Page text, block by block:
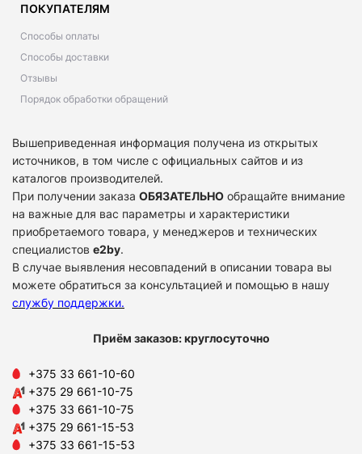
ПОКУПАТЕЛЯМ
Способы оплаты
Способы доставки
Отзывы
Порядок обработки обращений
Вышеприведенная информация получена из открытых
источников, в том числе с официальных сайтов и из
каталогов производителей.
При получении заказа ОБЯЗАТЕЛЬНО обращайте внимание
на важные для вас параметры и характеристики
приобретаемого товара, у менеджеров и технических
специалистов e2by.
В случае выявления несовпадений в описании товара вы
можете обратиться за консультацией и помощью в нашу
службу поддержки.
Приём заказов: круглосуточно
+375 33 661-10-60
+375 29 661-10-75
+375 33 661-10-75
+375 29 661-15-53
+375 33 661-15-53